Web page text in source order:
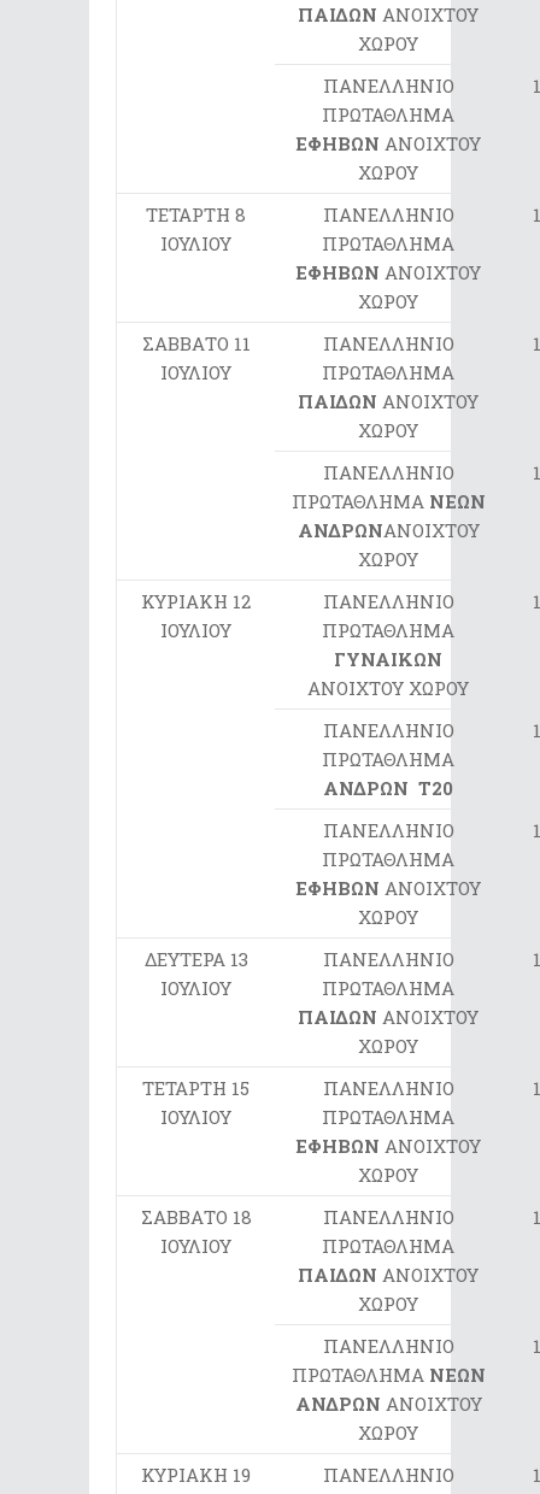
ΠΑΙΔΩΝ ΑΝΟΙΧΤΟΥ
ΧΩΡΟΥ
ΠΑΝΕΛΛΗΝΙΟ
ΠΡΩΤΑΘΛΗΜΑ
ΕΦΗΒΩΝ ΑΝΟΙΧΤΟΥ
ΧΩΡΟΥ
ΤΕΤΑΡΤΗ 8
ΙΟΥΛΙΟΥ
ΠΑΝΕΛΛΗΝΙΟ
ΠΡΩΤΑΘΛΗΜΑ
ΕΦΗΒΩΝ ΑΝΟΙΧΤΟΥ
ΧΩΡΟΥ
ΣΑΒΒΑΤΟ 11
ΙΟΥΛΙΟΥ
ΠΑΝΕΛΛΗΝΙΟ
ΠΡΩΤΑΘΛΗΜΑ
ΠΑΙΔΩΝ ΑΝΟΙΧΤΟΥ
ΧΩΡΟΥ
ΠΑΝΕΛΛΗΝΙΟ
ΠΡΩΤΑΘΛΗΜΑ ΝΕΩΝ
ΑΝΔΡΩΝΑΝΟΙΧΤΟΥ
ΧΩΡΟΥ
ΚΥΡΙΑΚΗ 12
ΙΟΥΛΙΟΥ
ΠΑΝΕΛΛΗΝΙΟ
ΠΡΩΤΑΘΛΗΜΑ
ΓΥΝΑΙΚΩΝ
ΑΝΟΙΧΤΟΥ ΧΩΡΟΥ
ΠΑΝΕΛΛΗΝΙΟ
ΠΡΩΤΑΘΛΗΜΑ
ΑΝΔΡΩΝ Τ20
ΠΑΝΕΛΛΗΝΙΟ
ΠΡΩΤΑΘΛΗΜΑ
ΕΦΗΒΩΝ ΑΝΟΙΧΤΟΥ
ΧΩΡΟΥ
ΔΕΥΤΕΡΑ 13
ΙΟΥΛΙΟΥ
ΠΑΝΕΛΛΗΝΙΟ
ΠΡΩΤΑΘΛΗΜΑ
ΠΑΙΔΩΝ ΑΝΟΙΧΤΟΥ
ΧΩΡΟΥ
ΤΕΤΑΡΤΗ 15
ΙΟΥΛΙΟΥ
ΠΑΝΕΛΛΗΝΙΟ
ΠΡΩΤΑΘΛΗΜΑ
ΕΦΗΒΩΝ ΑΝΟΙΧΤΟΥ
ΧΩΡΟΥ
ΣΑΒΒΑΤΟ 18
ΙΟΥΛΙΟΥ
ΠΑΝΕΛΛΗΝΙΟ
ΠΡΩΤΑΘΛΗΜΑ
ΠΑΙΔΩΝ ΑΝΟΙΧΤΟΥ
ΧΩΡΟΥ
ΠΑΝΕΛΛΗΝΙΟ
ΠΡΩΤΑΘΛΗΜΑ ΝΕΩΝ
ΑΝΔΡΩΝ ΑΝΟΙΧΤΟΥ
ΧΩΡΟΥ
ΚΥΡΙΑΚΗ 19
ΠΑΝΕΛΛΗΝΙΟ